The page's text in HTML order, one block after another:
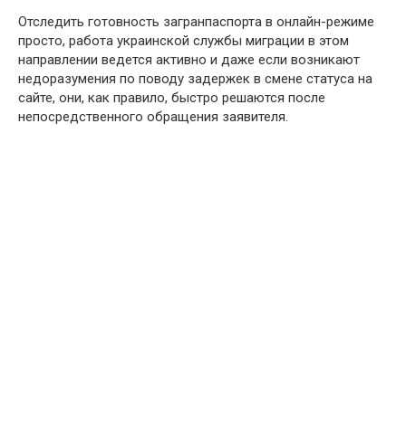
Отследить готовность загранпаспорта в онлайн-режиме
просто, работа украинской службы миграции в этом
направлении ведется активно и даже если возникают
недоразумения по поводу задержек в смене статуса на
сайте, они, как правило, быстро решаются после
непосредственного обращения заявителя.